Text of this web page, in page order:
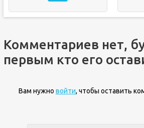
Комментариев нет,
первым кто его
Вам нужно войти, чтобы оставить